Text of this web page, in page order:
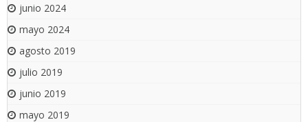
junio 2024
mayo 2024
agosto 2019
julio 2019
junio 2019
mayo 2019